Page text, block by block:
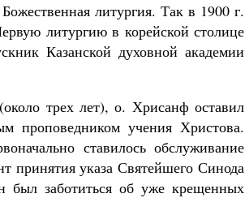
литургия. Так в 1900 г.
литургию в корейской столице
Казанской духовной академии
трех лет), о. Хрисанф оставил
проповедником учения Христова.
ставилось обслуживание
принятия указа Святейшего Синода
был заботиться об уже крещенных